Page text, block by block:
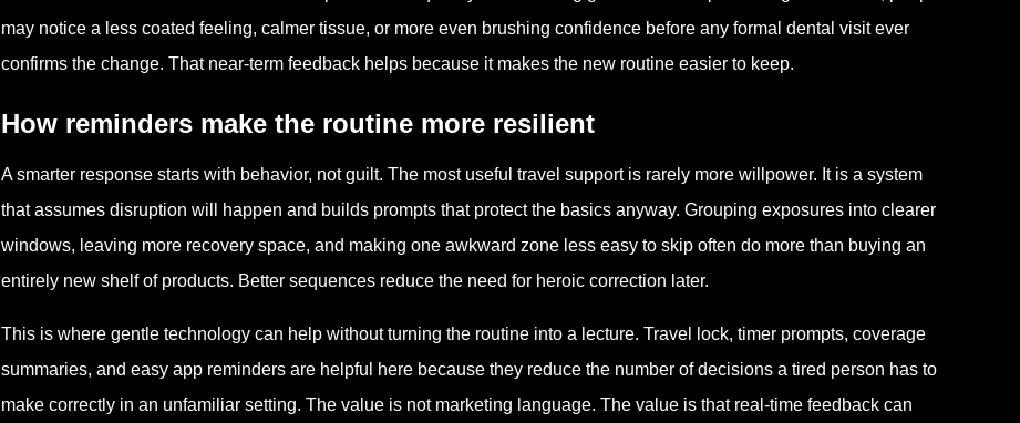
may notice a less coated feeling, calmer tissue, or more even brushing confidence before any formal dental visit ever
confirms the change. That near-term feedback helps because it makes the new routine easier to keep.
How reminders make the routine more resilient
A smarter response starts with behavior, not guilt. The most useful travel support is rarely more willpower. It is a system
that assumes disruption will happen and builds prompts that protect the basics anyway. Grouping exposures into clearer
windows, leaving more recovery space, and making one awkward zone less easy to skip often do more than buying an
entirely new shelf of products. Better sequences reduce the need for heroic correction later.
This is where gentle technology can help without turning the routine into a lecture. Travel lock, timer prompts, coverage
summaries, and easy app reminders are helpful here because they reduce the number of decisions a tired person has to
make correctly in an unfamiliar setting. The value is not marketing language. The value is that real-time feedback can